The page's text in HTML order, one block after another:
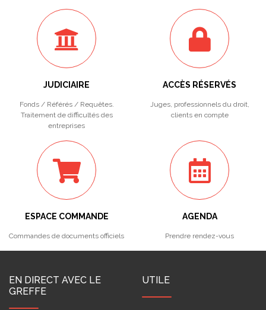
JUDICIAIRE
Fonds / Référés / Requêtes.
Traitement de difficultés des
entreprises
ACCÈS RÉSERVÉS
Juges, professionnels du droit,
clients en compte
ESPACE COMMANDE
Commandes de documents officiels
AGENDA
Prendre rendez-vous
EN DIRECT AVEC LE
GREFFE
UTILE